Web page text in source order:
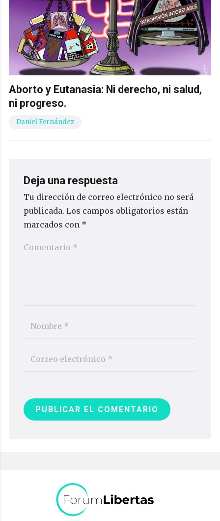
Aborto y Eutanasia: Ni derecho, ni salud,
ni progreso.
Daniel Fernández
Deja una respuesta
Tu dirección de correo electrónico no será
publicada. Los campos obligatorios están
marcados con *
PUBLICAR EL COMENTARIO